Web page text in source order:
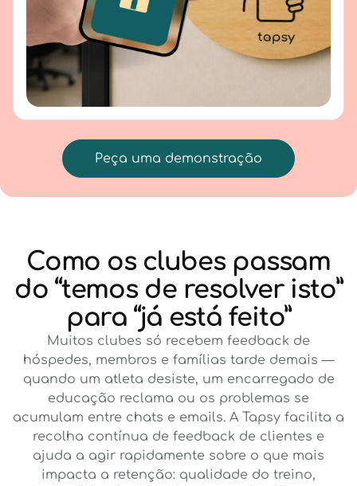
Peça uma demonstração
Como os clubes passam
do “temos de resolver isto”
para “já está feito”
Muitos clubes só recebem feedback de
hóspedes, membros e famílias tarde demais —
quando um atleta desiste, um encarregado de
educação reclama ou os problemas se
acumulam entre chats e emails. A Tapsy facilita a
recolha contínua de feedback de clientes e
ajuda a agir rapidamente sobre o que mais
impacta a retenção: qualidade do treino,